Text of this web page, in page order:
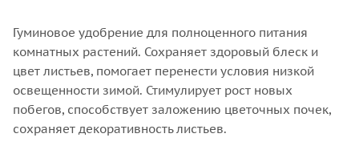
Гуминовое удобрение для полноценного питания
комнатных растений. Сохраняет здоровый блеск и
цвет листьев, помогает перенести условия низкой
освещенности зимой. Стимулирует рост новых
побегов, способствует заложению цветочных почек,
сохраняет декоративность листьев.